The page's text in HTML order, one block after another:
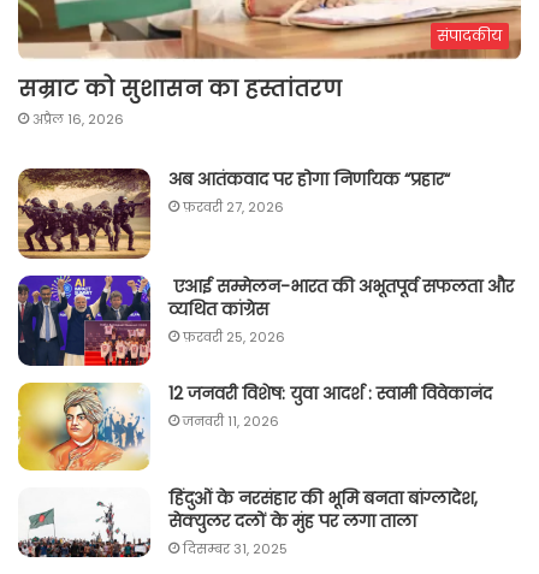
संपादकीय
सम्राट को सुशासन का हस्तांतरण
अप्रैल 16, 2026
अब आतंकवाद पर होगा निर्णायक “प्रहार“
फ़रवरी 27, 2026
एआई सम्मेलन-भारत की अभूतपूर्व सफलता और
व्यथित कांग्रेस
फ़रवरी 25, 2026
12 जनवरी विशेष: युवा आदर्श : स्वामी विवेकानंद
जनवरी 11, 2026
हिंदुओं के नरसंहार की भूमि बनता बांग्लादेश,
सेक्युलर दलों के मुंह पर लगा ताला
दिसम्बर 31, 2025